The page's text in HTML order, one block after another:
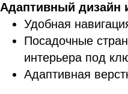
Адаптивный дизайн
Удобная
Посадочные
интерьера под
Адаптивная